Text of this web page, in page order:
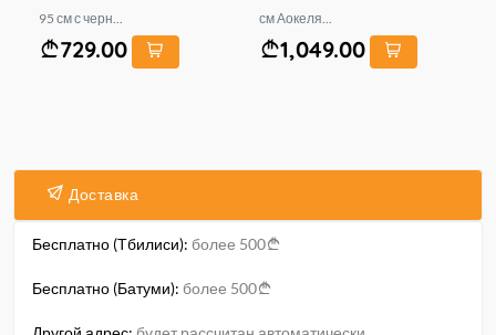
95 см с черн...
729.00
см Аокеля...
1,049.00
Доставка
Бесплатно (Тбилиси): более 500
Бесплатно (Батуми): более 500